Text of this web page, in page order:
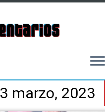
3 marzo, 2023